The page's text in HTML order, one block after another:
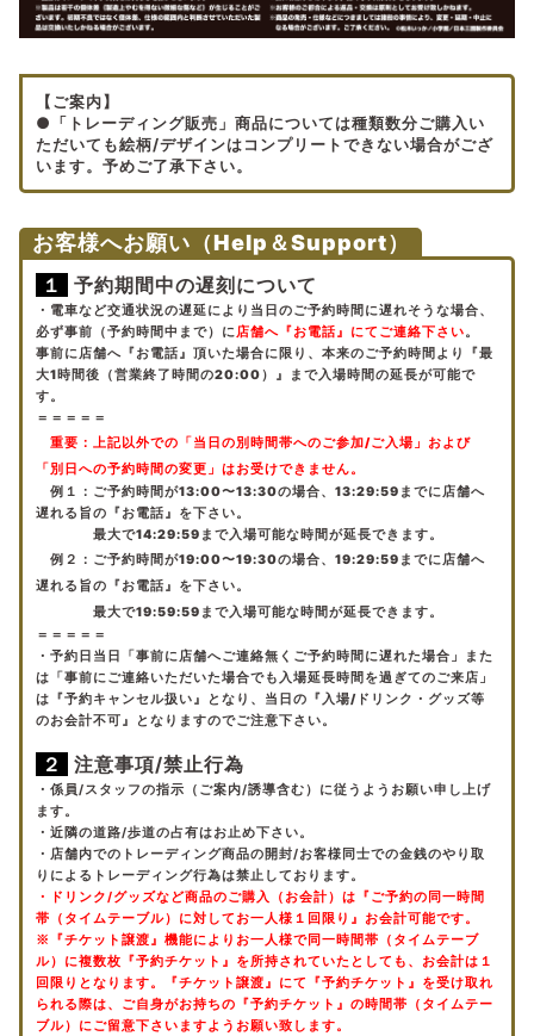
【ご案内】
●「トレーディング販売」商品については種類数分ご購入い
ただいても絵柄/デザインはコンプリートできない場合がござ
います。予めご了承下さい。
お客様へお願い（Help＆Support）
１ 予約期間中の遅刻について
・電車など交通状況の遅延により当日のご予約時間に遅れそうな場合、
必ず事前（予約時間中まで）に店舗へ『お電話』にてご連絡下さい。
事前に店舗へ『お電話』頂いた場合に限り、本来のご予約時間より『最
大1時間後（営業終了時間の20:00）』まで入場時間の延長が可能で
す。
＝＝＝＝＝
重要： 上記以外での「当日の別時間帯へのご参加/ご入場」および
「別日への予約時間の変更」はお受けできません。
例１：ご予約時間が13:00〜13:30の場合、13:29:59までに店舗へ
遅れる旨の『お電話』を下さい。
最大で14:29:59まで入場可能な時間が延長できます。
例２： ご予約時間が19:00〜19:30の場合、19:29:59までに店舗へ
遅れる旨の『お電話』を下さい。
最大で19:59:59まで入場可能な時間が延長できます。
＝＝＝＝＝
・予約日当日「事前に店舗へご連絡無くご予約時間に遅れた場合」また
は「事前にご連絡いただいた場合でも入場延長時間を過ぎてのご来店」
は『予約キャンセル扱い』となり、当日の『入場/ドリンク・グッズ等
のお会計不可』となりますのでご注意下さい。
２ 注意事項/禁止行為
・係員/スタッフの指示（ご案内/誘導含む）に従うようお願い申し上げ
ます。
・近隣の道路/歩道の占有はお止め下さい。
・店舗内でのトレーディング商品の開封/お客様同士での金銭のやり取
りによるトレーディング行為は禁止しております。
・ドリンク/グッズなど商品のご購入（お会計）は『ご予約の同一時間
帯（タイムテーブル）に対してお一人様１回限り』お会計可能です。
※『チケット譲渡』機能によりお一人様で同一時間帯（タイムテーブ
ル）に複数枚『予約チケット』を所持されていたとしても、お会計は１
回限りとなります。『チケット譲渡』にて『予約チケット』を受け取れ
られる際は、ご自身がお持ちの『予約チケット』の時間帯（タイムテー
ブル）にご留意下さいますようお願い致します。